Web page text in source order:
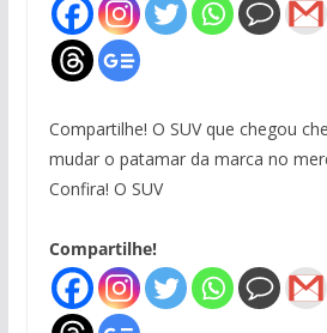
Compartilhe! O SUV que chegou
mudar o patamar da marca no
Confira! O SUV
Compartilhe!